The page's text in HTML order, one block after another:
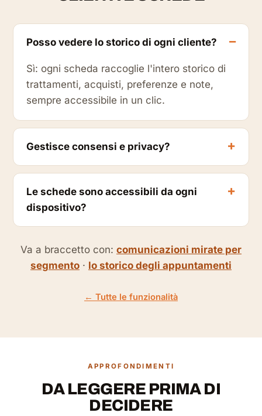
Posso vedere lo storico di ogni cliente?
Sì: ogni scheda raccoglie l'intero storico di
trattamenti, acquisti, preferenze e note,
sempre accessibile in un clic.
Gestisce consensi e privacy?
Le schede sono accessibili da ogni
dispositivo?
Va a braccetto con: comunicazioni mirate per
segmento · lo storico degli appuntamenti
← Tutte le funzionalità
APPROFONDIMENTI
DA LEGGERE PRIMA DI
DECIDERE